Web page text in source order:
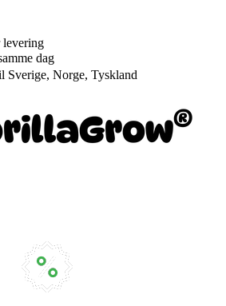
dag
Sverige, Norge, Tyskland